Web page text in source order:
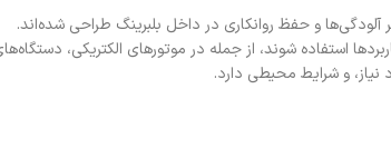
آلودگی‌ها و حفظ روانکاری در داخل بلبرینگ طراحی شده‌اند.
استفاده شوند، از جمله در موتورهای الکتریکی،
و شرایط محیطی دارد.